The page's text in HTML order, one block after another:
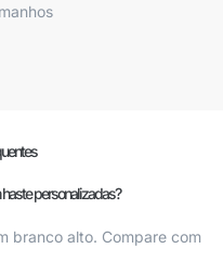
personalizadas?
branco alto. Compare com